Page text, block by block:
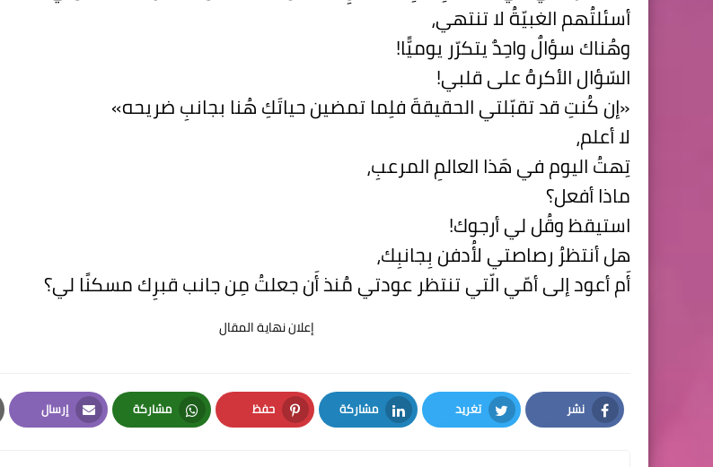
أسئلتُهم الغبيّةُ لا تنتهي،
وهُناك سؤالٌ واحِدٌ يتكرّر يوميًّا!
السّؤال الأكرهُ على قلبي!
«إن كُنتِ قد تقبّلتي الحقيقةَ فلِما تمضين حياتَكِ هُنا بجانبِ ضريحه»
لا أعلم،
تِهتُ اليوم في هَذا العالمِ المرعبِ،
ماذا أفعل؟
استيقظ وقُل لي أرجوك!
هل أنتظرُ رصاصتي لأُدفن بِجانبِك،
أَم أعود إلى أمّي الّتي تنتظر عودتي مُنذ أَن جعلتُ مِن جانب قبرِك مسكنًا لي؟
إعلان نهاية المقال
نشر
Facebook
تغريد
Twitter
مشاركة
LinkedIn
حفظ
Pinterest
مشاركة
Whatsapp
إرسال
Email